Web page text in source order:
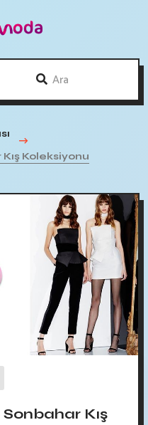
Koleksiyonu
Kış